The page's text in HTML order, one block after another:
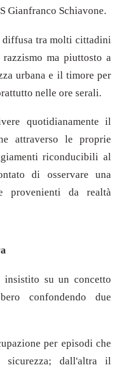
Gianfranco Schiavone.
diffusa tra molti cittadini
ma piuttosto a
urbana e il timore per
nelle ore serali.
quotidianamente il
attraverso le proprie
riconducibili al
di osservare una
provenienti da realtà
insistito su un concetto
confondendo due
per episodi che
sicurezza; dall'altra il